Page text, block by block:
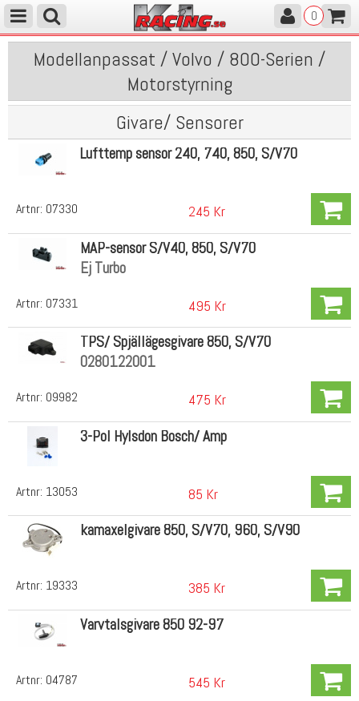
0
Modellanpassat / Volvo / 800-Serien /
Motorstyrning
Givare/ Sensorer
Artnr: 07330
Lufttemp sensor 240, 740, 850, S/V70
245 Kr
Artnr: 07331
MAP-sensor S/V40, 850, S/V70
Ej Turbo
495 Kr
Artnr: 09982
TPS/ Spjällägesgivare 850, S/V70
0280122001
475 Kr
Artnr: 13053
3-Pol Hylsdon Bosch/ Amp
85 Kr
Artnr: 19333
kamaxelgivare 850, S/V70, 960, S/V90
385 Kr
Artnr: 04787
Varvtalsgivare 850 92-97
545 Kr